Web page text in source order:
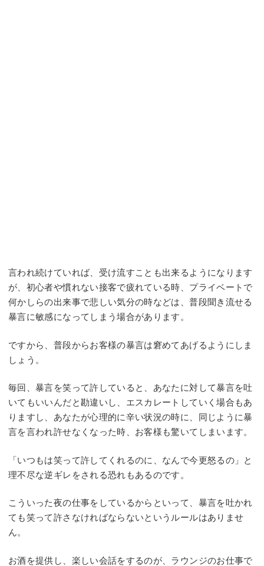
言われ続けていれば、受け流すことも出来るようになります
が、初心者や慣れない接客で疲れている時、プライベートで
何かしらの出来事で悲しい気分の時などは、普段聞き流せる
暴言に敏感になってしまう場合があります。
ですから、普段からお客様の暴言は窘めてあげるようにしま
しょう。
毎回、暴言を笑って許していると、あなたに対して暴言を吐
いてもいいんだと勘違いし、エスカレートしていく場合もあ
りますし、あなたが心理的に辛い状況の時に、同じように暴
言を言われ許せなくなった時、お客様も驚いてしまいます。
「いつもは笑って許してくれるのに、なんで今更怒るの」と
理不尽な逆ギレをされる恐れもあるのです。
こういった夜の仕事をしているからといって、暴言を吐かれ
ても笑って許さなければならないというルールはありませ
ん。
お酒を提供し、楽しい会話をするのが、ラウンジのお仕事で